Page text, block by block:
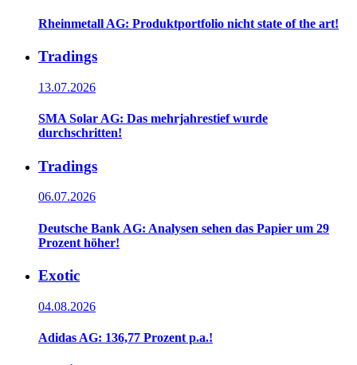
Rheinmetall AG: Produktportfolio nicht state of the art!
Tradings
13.07.2026
SMA Solar AG: Das mehrjahrestief wurde
durchschritten!
Tradings
06.07.2026
Deutsche Bank AG: Analysen sehen das Papier um 29
Prozent höher!
Exotic
04.08.2026
Adidas AG: 136,77 Prozent p.a.!